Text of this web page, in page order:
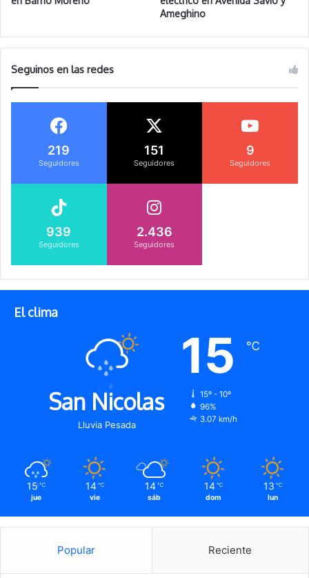
Ameghino
Seguinos en las redes
219
Seguidores
151
Seguidores
9
Seguidores
939
Seguidores
2.436
Seguidores
El clima
San Nicolas
Lluvia Pesada
15 ℃
15º - 10º
96%
3.07 km/h
15 ℃
jue
14 ℃
vie
14 ℃
sáb
14 ℃
dom
13 ℃
lun
Popular Reciente